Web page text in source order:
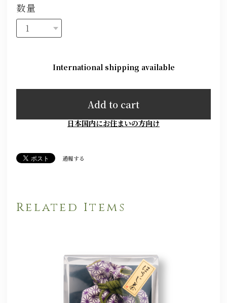
数量
International shipping available
Add to cart
日本国内にお住まいの方向け
通報する
Related Items